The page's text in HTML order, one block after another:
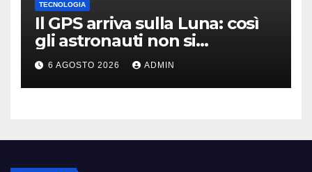
TECNOLOGIA
Il GPS arriva sulla Luna: così
gli astronauti non si
perderanno più
6 AGOSTO 2026 ADMIN